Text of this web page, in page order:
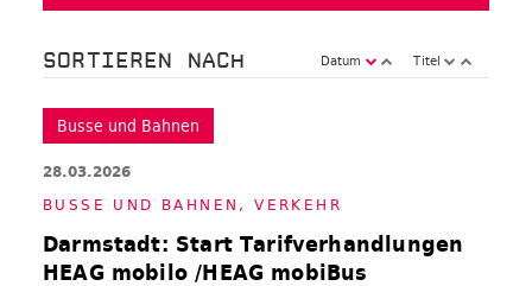
SORTIEREN NACH Datum Titel
Busse und Bahnen
28.03.2026
BUS­SE UND BAH­NEN ,VER­KEHR
Darmstadt: Start Tarifverhandlungen
HEAG mobilo /HEAG mobiBus